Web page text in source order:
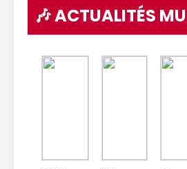
🎶 ACTUALITÉS